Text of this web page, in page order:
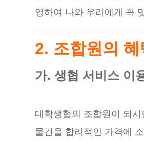
영하여 나와 우리에게 꼭
2. 조합원의
가. 생협 서비스 이
대학생협의 조합원이 되
물건을 합리적인 가격에